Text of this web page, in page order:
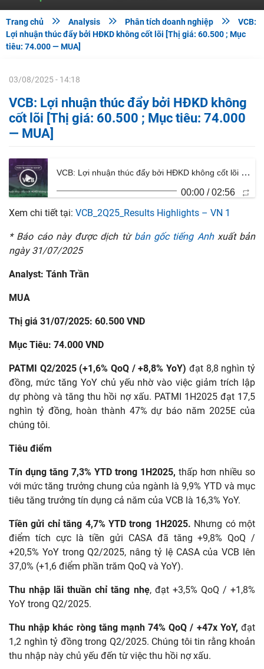
Trang chủ  Analysis  Phân tích doanh nghiệp 
VCB:
Lợi nhuận thúc đẩy bởi HĐKD không cốt lõi [Thị giá: 60.500 ; Mục
tiêu: 74.000 — MUA]
03/08/2025 - 14:18
VCB: Lợi nhuận thúc đẩy bởi HĐKD không
cốt lõi [Thị giá: 60.500 ; Mục tiêu: 74.000
— MUA]
VCB: Lợi nhuận thúc đẩy bởi HĐKD không cốt lõi [Thị giá: 60.500 ; Mục tiêu: 74.000 — MUA]
00:00 /02:56
Xem chi tiết tại: VCB_2Q25_Results Highlights – VN 1
* Báo cáo này được dịch từ bản gốc tiếng Anhxuất bản
ngày 31/07/2025
Analyst: Tánh Trần
MUA
Thị giá 31/07/2025: 60.500 VND
Mục Tiêu: 74.000 VND
PATMI Q2/2025 (+1,6% QoQ / +8,8% YoY) đạt 8,8 nghìn tỷ
đồng, mức tăng YoY chủ yếu nhờ vào việc giảm trích lập
dự phòng và tăng thu hồi nợ xấu. PATMI 1H2025 đạt 17,5
nghìn tỷ đồng, hoàn thành 47% dự báo năm 2025E của
chúng tôi.
Tiêu điểm
Tín dụng tăng 7,3% YTD trong 1H2025, thấp hơn nhiều so
với mức tăng trưởng chung của ngành là 9,9% YTD và mục
tiêu tăng trưởng tín dụng cả năm của VCB là 16,3% YoY.
Tiền gửi chỉ tăng 4,7% YTD trong 1H2025. Nhưng có một
điểm tích cực là tiền gửi CASA đã tăng +9,8% QoQ /
+20,5% YoY trong Q2/2025, nâng tỷ lệ CASA của VCB lên
37,0% (+1,6 điểm phần trăm QoQ và YoY).
Thu nhập lãi thuần chỉ tăng nhẹ, đạt +3,5% QoQ / +1,8%
YoY trong Q2/2025.
Thu nhập khác ròng tăng mạnh 74% QoQ / +47x YoY, đạt
1,2 nghìn tỷ đồng trong Q2/2025. Chúng tôi tin rằng khoản
thu nhập này chủ yếu đến từ việc thu hồi nợ xấu.